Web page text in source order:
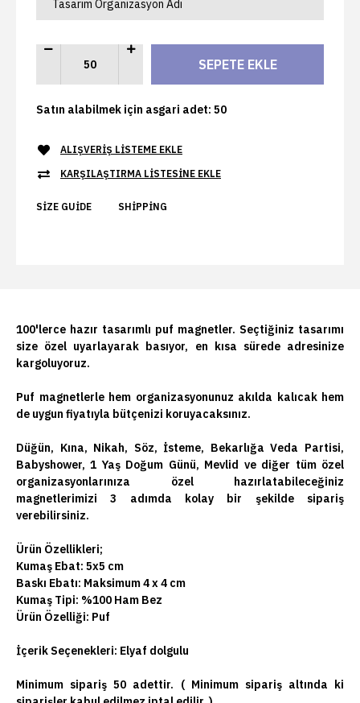
Satın alabilmek için asgari adet: 50
ALIŞVERIŞ LISTEME EKLE
KARŞILAŞTIRMA LISTESINE EKLE
SIZE GUIDE SHIPPING
100'lerce hazır tasarımlı puf magnetler. Seçtiğiniz tasarımı
size özel uyarlayarak basıyor, en kısa sürede adresinize
kargoluyoruz.
Puf magnetlerle hem organizasyonunuz akılda kalıcak hem
de uygun fiyatıyla bütçenizi koruyacaksınız.
Düğün, Kına, Nikah, Söz, İsteme, Bekarlığa Veda Partisi,
Babyshower, 1 Yaş Doğum Günü, Mevlid ve diğer tüm özel
organizasyonlarınıza özel hazırlatabileceğiniz
magnetlerimizi 3 adımda kolay bir şekilde sipariş
verebilirsiniz.
Ürün Özellikleri;
Kumaş Ebat: 5x5 cm
Baskı Ebatı: Maksimum 4 x 4 cm
Kumaş Tipi: %100 Ham Bez
Ürün Özelliği: Puf
İçerik Seçenekleri: Elyaf dolgulu
Minimum sipariş 50 adettir. ( Minimum sipariş altında ki